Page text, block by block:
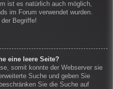
ist es natürlich auch möglich,
im Forum verwendet wurden.
Begriffe!
eine leere Seite?
somit konnte der Webserver sie
Suche und geben Sie
Sie die Suche auf